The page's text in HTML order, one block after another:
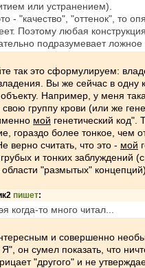
или устранением).
- "качество", "оттенок", то
Поэтому любая
подразумевает
так это сформулируем:
Вы же сейчас в одну
Например, у меня
свою группу крови (или же
мой генетический
гораздо более тонкое, чем
верно считать, что это - мой
и тонких заблуждений
"размытых"
пишет:
когда-то много читал...
и совершенно
он сумел показать, что
"другого" и не